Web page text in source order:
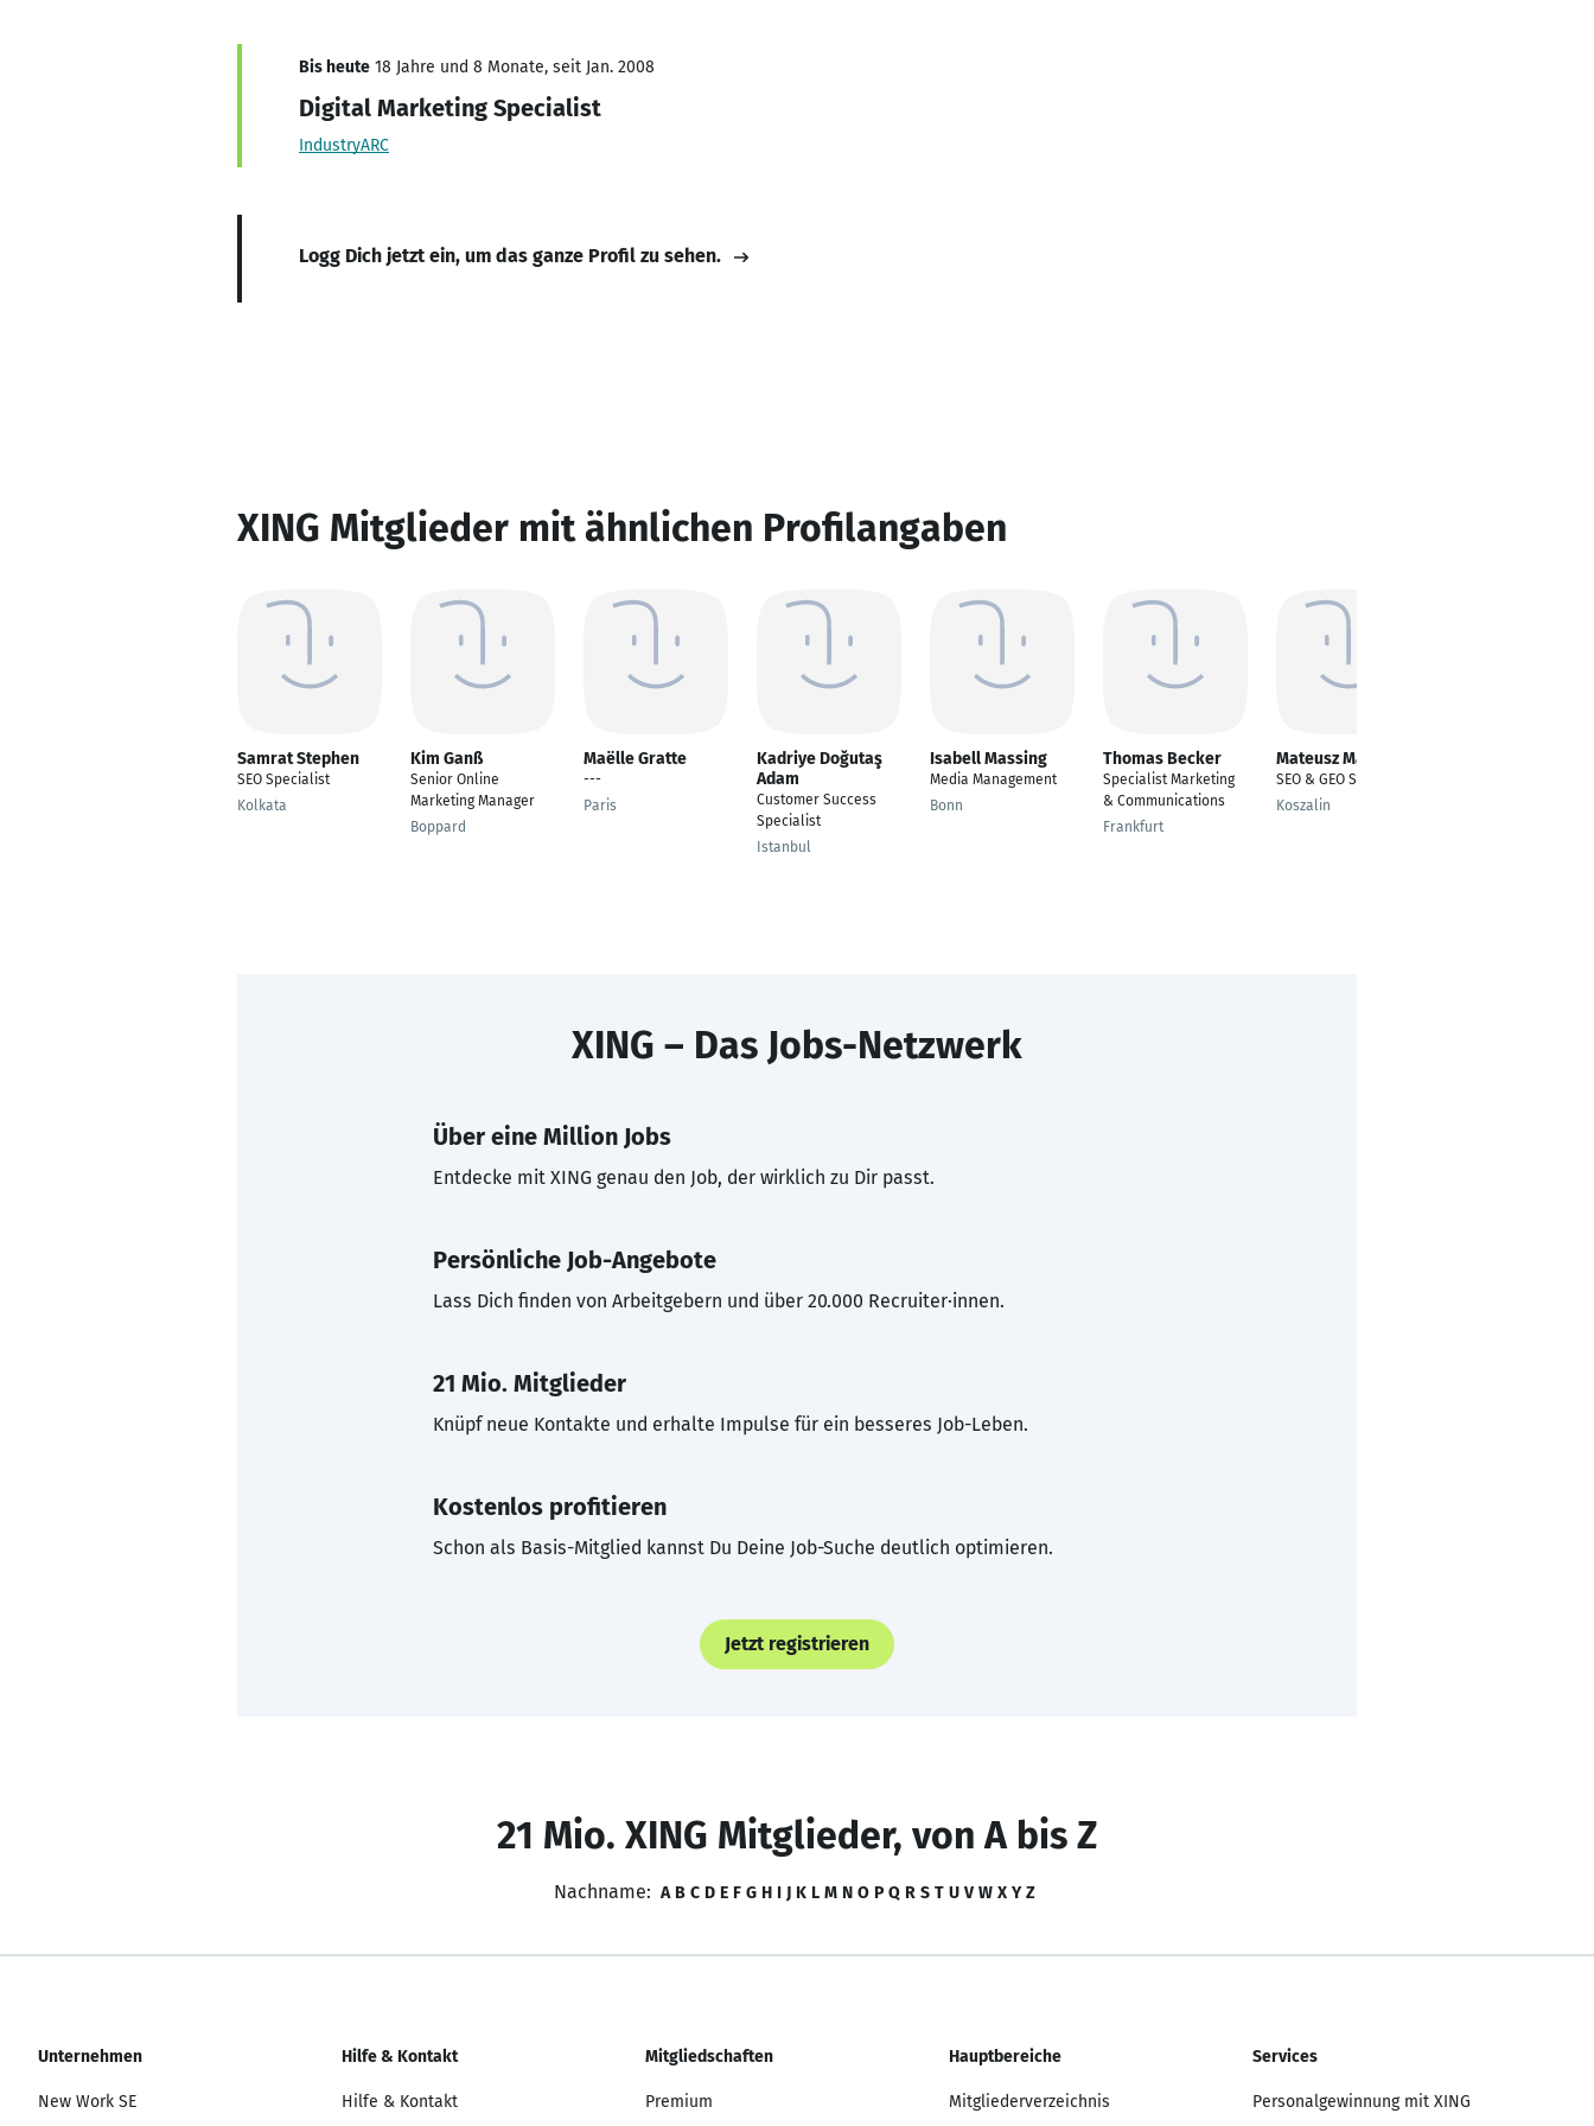
Bis heute 18 Jahre und 8 Monate, seit Jan. 2008
Digital Marketing Specialist
IndustryARC
Logg Dich jetzt ein, um das ganze Profil zu sehen.
XING Mitglieder mit ähnlichen Profilangaben
Samrat Stephen
SEO Specialist
Kolkata
Kim Ganß
Senior Online
Marketing Manager
Boppard
Maëlle Gratte
---
Paris
Kadriye Doğutaş
Adam
Customer Success
Specialist
Istanbul
Isabell Massing
Media Management
Bonn
Thomas Becker
Specialist Marketing
& Communications
Frankfurt
Mateusz Maslon
SEO & GEO Specialist
Koszalin
XING – Das Jobs-Netzwerk
Über eine Million Jobs
Entdecke mit XING genau den Job, der wirklich zu Dir passt.
Persönliche Job-Angebote
Lass Dich finden von Arbeitgebern und über 20.000 Recruiter·innen.
21 Mio. Mitglieder
Knüpf neue Kontakte und erhalte Impulse für ein besseres Job-Leben.
Kostenlos profitieren
Schon als Basis-Mitglied kannst Du Deine Job-Suche deutlich optimieren.
Jetzt registrieren
21 Mio. XING Mitglieder, von A bis Z
Nachname: A B C D E F G H I J K L M N O P Q R S T U V W X Y Z
Unternehmen
New Work SE
Hilfe & Kontakt
Hilfe & Kontakt
Mitgliedschaften
Premium
Hauptbereiche
Mitgliederverzeichnis
Services
Personalgewinnung mit XING